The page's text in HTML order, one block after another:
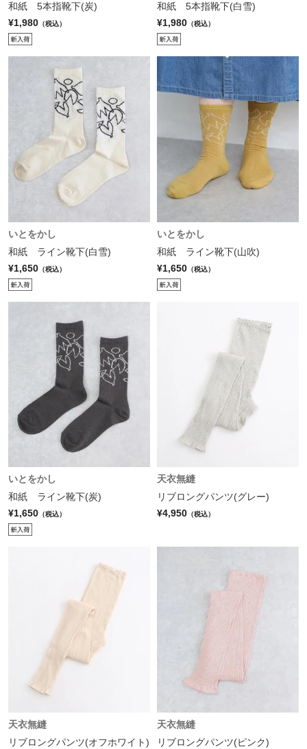
和紙 5本指靴下(炭)
¥1,980 （税込）
和紙 5本指靴下(白雪)
¥1,980 （税込）
いとをかし
和紙 ライン靴下(白雪)
¥1,650 （税込）
いとをかし
和紙 ライン靴下(山吹)
¥1,650 （税込）
いとをかし
和紙 ライン靴下(炭)
¥1,650 （税込）
天衣無縫
リブロングパンツ(グレー)
¥4,950 （税込）
天衣無縫
リブロングパンツ(オフホワイト)
天衣無縫
リブロングパンツ(ピンク)